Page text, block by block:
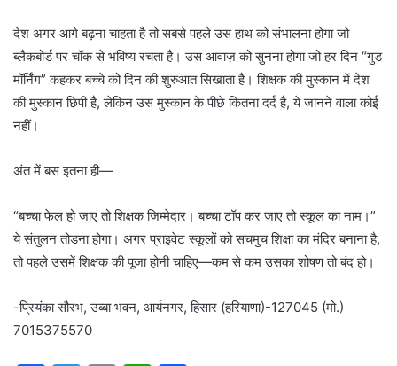
देश अगर आगे बढ़ना चाहता है तो सबसे पहले उस हाथ को संभालना होगा जो
ब्लैकबोर्ड पर चॉक से भविष्य रचता है। उस आवाज़ को सुनना होगा जो हर दिन “गुड
मॉर्निंग” कहकर बच्चे को दिन की शुरुआत सिखाता है। शिक्षक की मुस्कान में देश
की मुस्कान छिपी है, लेकिन उस मुस्कान के पीछे कितना दर्द है, ये जानने वाला कोई
नहीं।
अंत में बस इतना ही—
“बच्चा फेल हो जाए तो शिक्षक जिम्मेदार। बच्चा टॉप कर जाए तो स्कूल का नाम।”
ये संतुलन तोड़ना होगा। अगर प्राइवेट स्कूलों को सचमुच शिक्षा का मंदिर बनाना है,
तो पहले उसमें शिक्षक की पूजा होनी चाहिए—कम से कम उसका शोषण तो बंद हो।
-प्रियंका सौरभ, उब्बा भवन, आर्यनगर, हिसार (हरियाणा)-127045 (मो.)
7015375570